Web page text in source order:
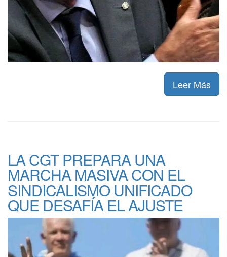
Leer Más
LA CGT PREPARA UNA
MARCHA MASIVA CON EL
SINDICALISMO UNIFICADO
QUE DESAFÍA EL AJUSTE